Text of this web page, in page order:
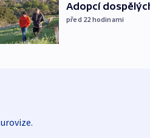
Adopcí
před 22 hodinami